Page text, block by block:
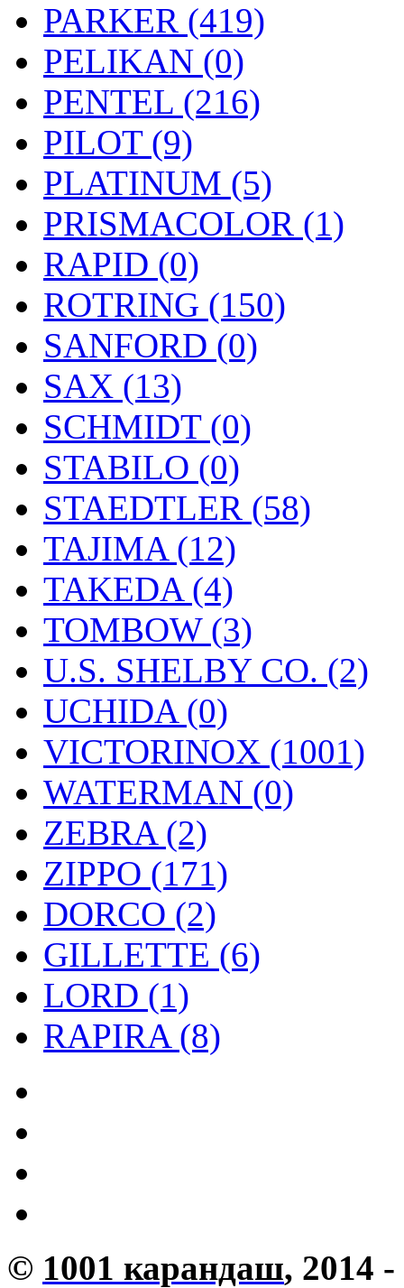
PARKER (419)
PELIKAN (0)
PENTEL (216)
PILOT (9)
PLATINUM (5)
PRISMACOLOR (1)
RAPID (0)
ROTRING (150)
SANFORD (0)
SAX (13)
SCHMIDT (0)
STABILO (0)
STAEDTLER (58)
TAJIMA (12)
TAKEDA (4)
TOMBOW (3)
U.S. SHELBY CO. (2)
UCHIDA (0)
VICTORINOX (1001)
WATERMAN (0)
ZEBRA (2)
ZIPPO (171)
DORCO (2)
GILLETTE (6)
LORD (1)
RAPIRA (8)
© 1001 карандаш, 2014 -